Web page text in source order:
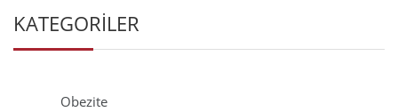
KATEGORİLER
Obezite